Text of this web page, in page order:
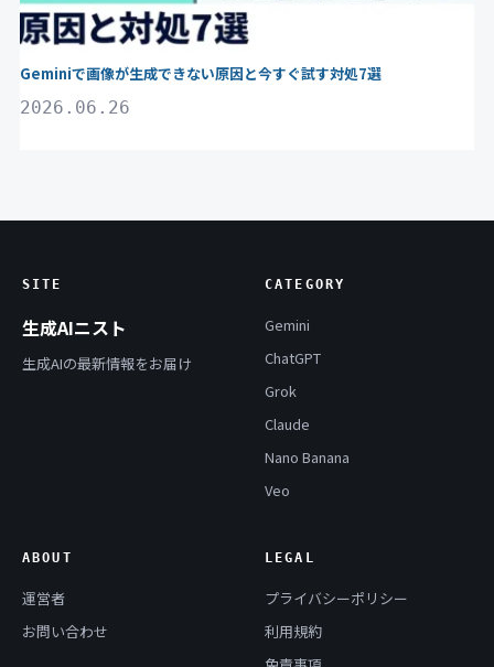
Geminiで画像が生成できない原因と今すぐ試す対処7選
2026.06.26
SITE
生成AIニスト
生成AIの最新情報をお届け
CATEGORY
Gemini
ChatGPT
Grok
Claude
Nano Banana
Veo
ABOUT
運営者
お問い合わせ
LEGAL
プライバシーポリシー
利用規約